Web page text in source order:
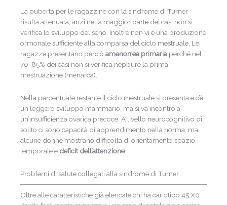
La pubertà per le ragazzine con la sindrome di Turner
risulta attenuata, anzi nella maggior parte dei casi non si
verifica lo sviluppo del seno. Inoltre non vi è una produzione
ormonale sufficiente alla comparsa del ciclo mestruale. Le
ragazze presentano perciò amenorrea primaria perché nel
70-85% dei casi non si verifica neppure la prima
mestruazione (menarca).
Nella percentuale restante il ciclo mestruale si presenta e c’è
un leggero sviluppo mammario, ma si va incontro a
un’insufficienza ovarica precoce. A livello neurocognitivo di
solito ci sono capacità di apprendimento nella norma, ma
alcune donne mostrano difficoltà di orientamento spazio-
temporale e deficit dell’attenzione.
Problemi di salute collegati alla sindrome di Turner
Oltre alle caratteristiche già elencate chi ha cariotipo 45,X0